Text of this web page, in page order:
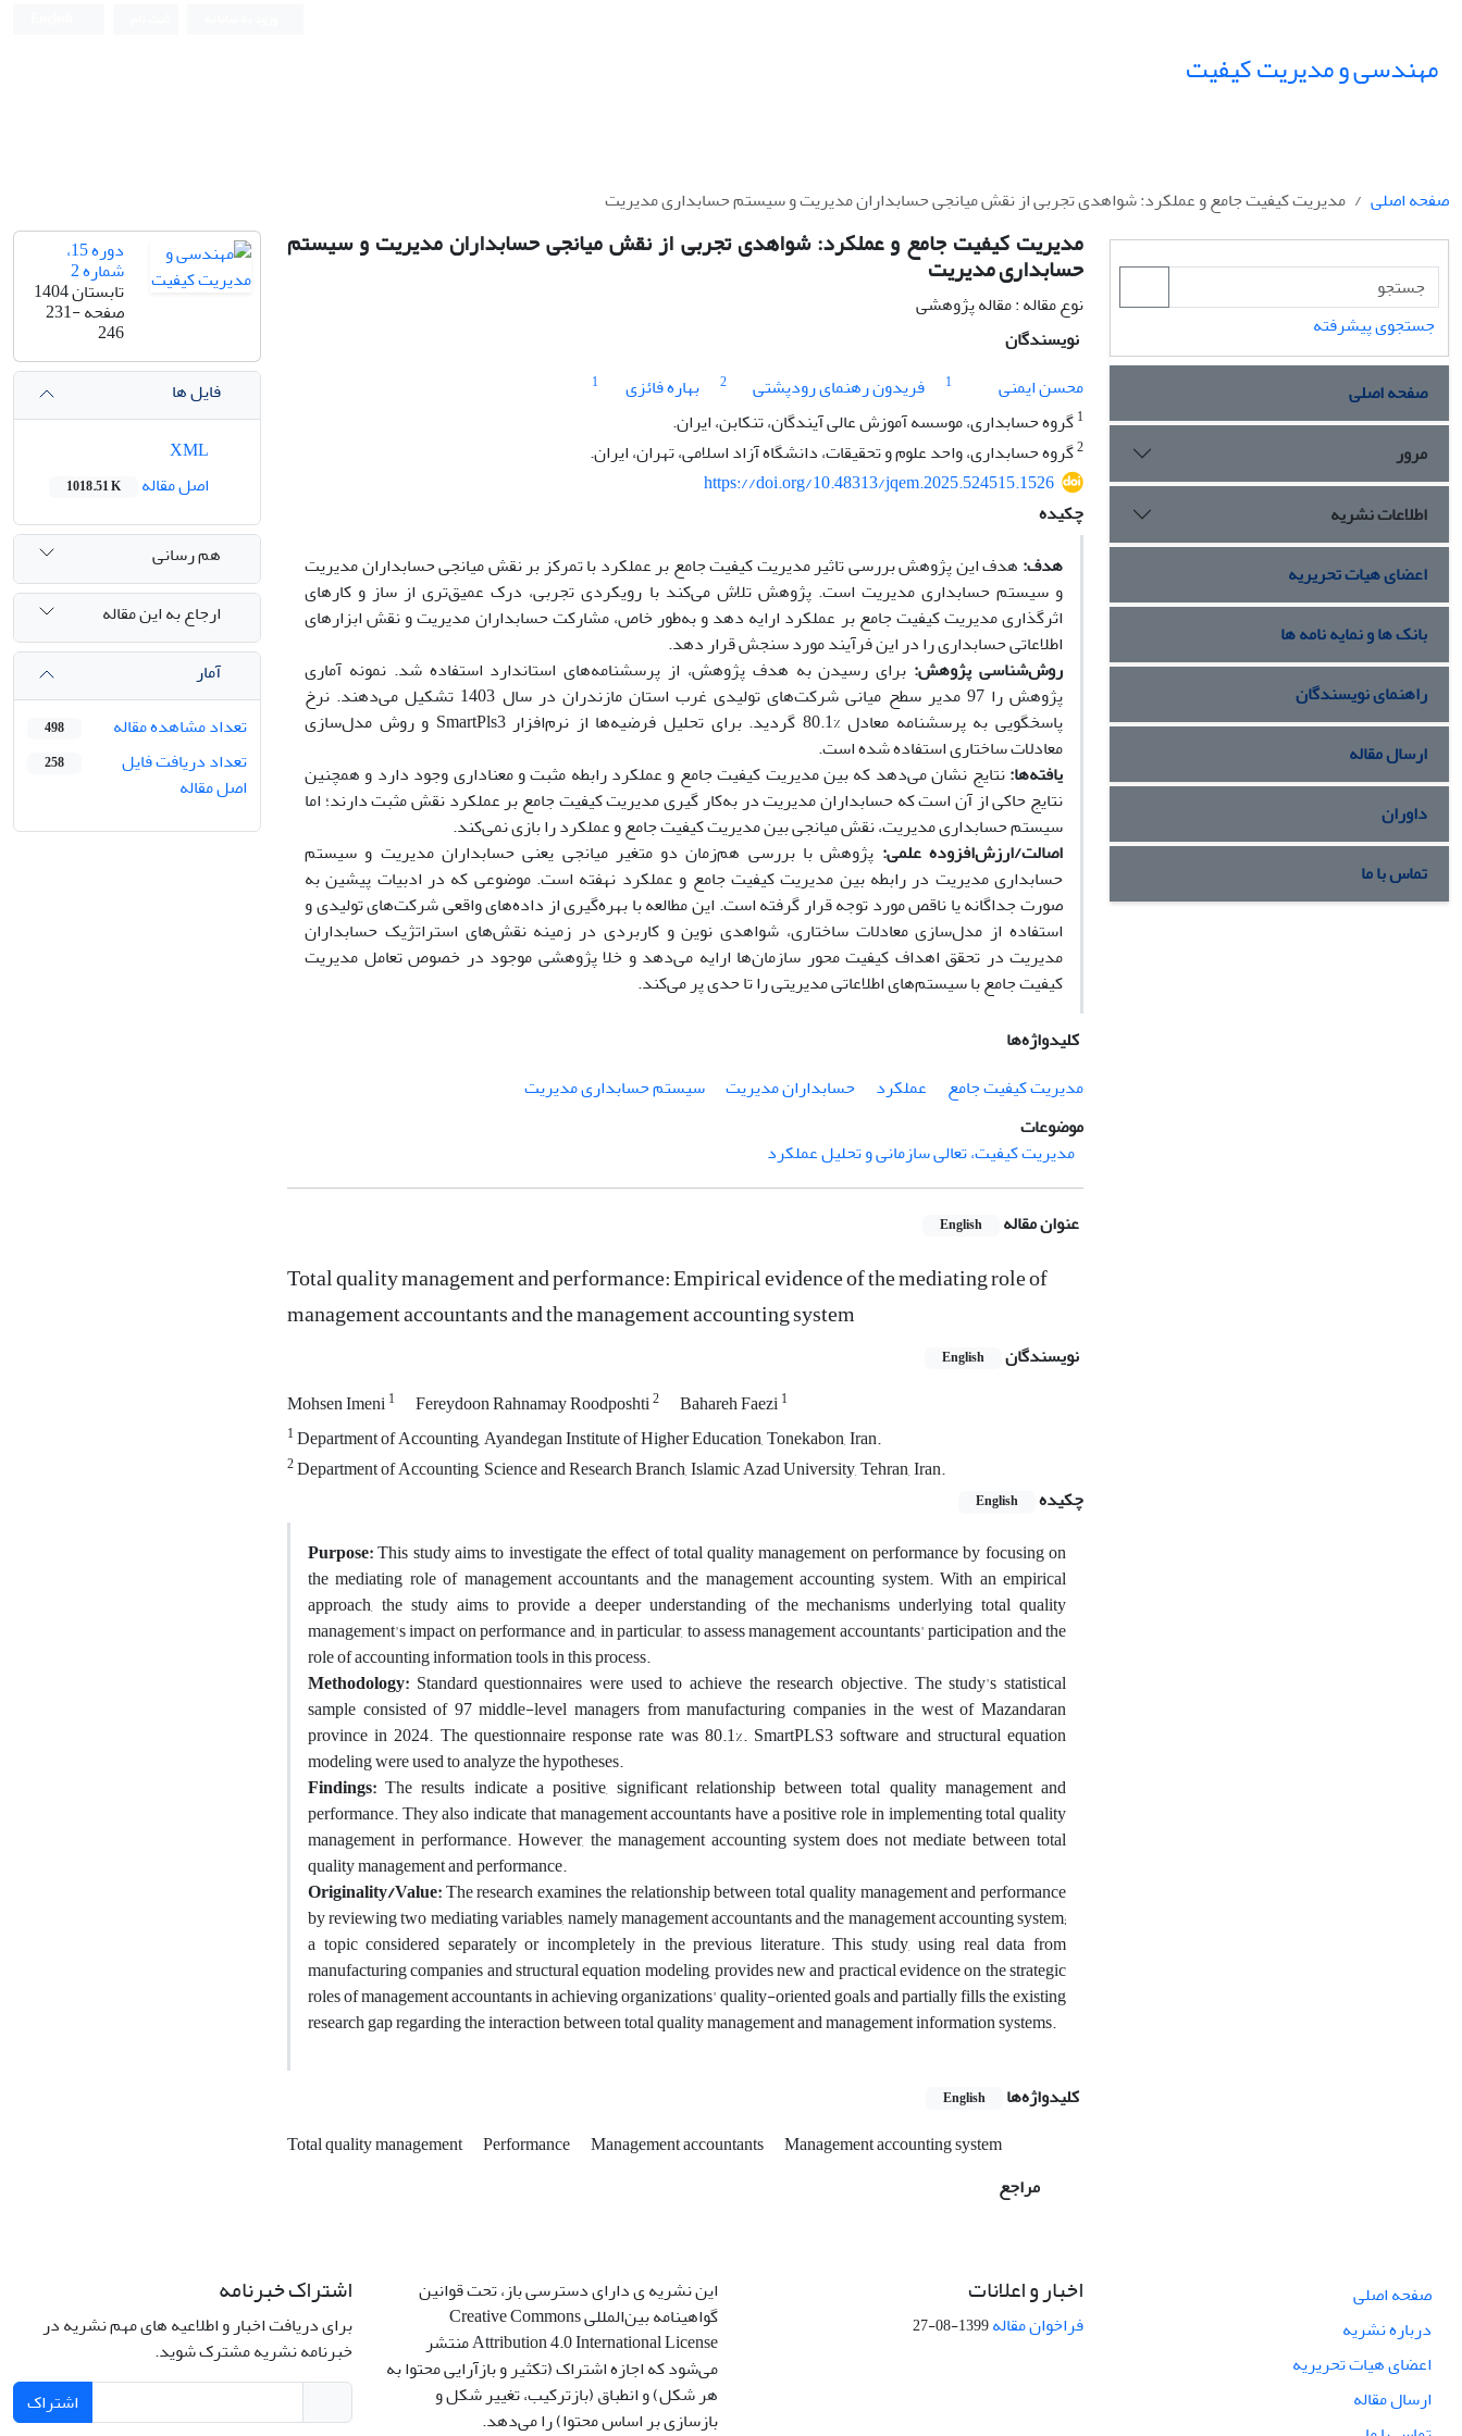
مهندسی و مدیریت کیفیت
صفحه اصلی مدیریت کیفیت جامع و عملکرد: شواهدی تجربی از نقش میانجی حسابداران مدیریت و سیستم حسابداری مدیریت
مدیریت کیفیت جامع و عملکرد: شواهدی تجربی از نقش میانجی حسابداران مدیریت و سیستم
حسابداری مدیریت
نوع مقاله : مقاله پژوهشی
نویسندگان
محسن ایمنی
1 فریدون رهنمای رودپشتی 2 بهاره فائزی
1
1گروه حسابداری، موسسه آموزش عالی آیندگان، تنکابن، ایران.
2گروه حسابداری، واحد علوم و تحقیقات، دانشگاه آزاد اسلامی، تهران، ایران.
https://doi.org/10.48313/jqem.2025.524515.1526
چکیده
هدف: هدف این پژوهش بررسی تاثیر مدیریت کیفیت جامع بر عملکرد با تمرکز بر نقش میانجی حسابداران مدیریت
و سیستم حسابداری مدیریت است. پژوهش تلاش می‌کند با رویکردی تجربی، درک عمیق‌تری از ساز و کارهای
اثرگذاری مدیریت کیفیت جامع بر عملکرد ارایه دهد و به‌طور خاص، مشارکت حسابداران مدیریت و نقش ابزارهای
اطلاعاتی حسابداری را در این فرآیند مورد سنجش قرار دهد.
روش‌شناسی پژوهش: برای رسیدن به هدف پژوهش، از پرسشنامه‌‌های استاندارد استفاده شد. نمونه آماری
پژوهش را 97 مدیر سطح میانی شرکت‌های تولیدی غرب استان مازندران در سال 1403 تشکیل می‌دهند. نرخ
پاسخگویی به پرسشنامه معادل %80.1 گردید. برای تحلیل فرضیه‌ها از نرم‌افزار SmartPls3 و روش مدل‌سازی
معادلات ساختاری استفاده شده است.
یافته‌ها:نتایج نشان می‌دهد که بین مدیریت کیفیت جامع و عملکرد رابطه مثبت و معناداری وجود دارد و همچنین
نتایج حاکی از آن است که حسابداران مدیریت در به‌کار گیری مدیریت کیفیت جامع بر عملکرد نقش مثبت دارند؛ اما
سیستم حسابداری مدیریت، نقش میانجی بین مدیریت کیفیت جامع و عملکرد را بازی نمی‌کند.
اصالت/ارزش‌افزوده علمی: پژوهش با بررسی هم‌زمان دو متغیر میانجی یعنی حسابداران مدیریت و سیستم
حسابداری مدیریت در رابطه بین مدیریت کیفیت جامع و عملکرد نهفته است. موضوعی که در ادبیات پیشین به‌
صورت جداگانه یا ناقص مورد توجه قرار گرفته است. این مطالعه با بهره‌گیری از داده‌های واقعی شرکت‌های تولیدی و
استفاده از مدل‌سازی معادلات ساختاری، شواهدی نوین و کاربردی در زمینه نقش‌های استراتژیک حسابداران
مدیریت در تحقق اهداف کیفیت‌ محور سازمان‌ها ارایه می‌دهد و خلا پژوهشی موجود در خصوص تعامل مدیریت
کیفیت جامع با سیستم‌های اطلاعاتی مدیریتی را تا حدی پر می‌کند.
کلیدواژه‌ها
مدیریت کیفیت جامع
عملکرد حسابداران مدیریت
سیستم حسابداری مدیریت
موضوعات
مدیریت کیفیت، تعالی سازمانی و تحلیل عملکرد
عنوان مقاله English
Total quality management and performance: Empirical evidence of the mediating role of
management accountants and the management accounting system
نویسندگان English
Mohsen Imeni1 Fereydoon Rahnamay Roodposhti2 Bahareh Faezi1
1Department of Accounting, Ayandegan Institute of Higher Education, Tonekabon, Iran.
2Department of Accounting, Science and Research Branch, Islamic Azad University, Tehran, Iran.
چکیده
English
Purpose:This study aims to investigate the effect of total quality management on performance by focusing on
the mediating role of management accountants and the management accounting system. With an empirical
approach, the study aims to provide a deeper understanding of the mechanisms underlying total quality
management's impact on performance and, in particular, to assess management accountants' participation and the
role of accounting information tools in this process.
Methodology: Standard questionnaires were used to achieve the research objective. The study's statistical
sample consisted of 97 middle-level managers from manufacturing companies in the west of Mazandaran
province in 2024. The questionnaire response rate was 80.1%. SmartPLS3 software and structural equation
modeling were used to analyze the hypotheses.
Findings: The results indicate a positive, significant relationship between total quality management and
performance. They also indicate that management accountants have a positive role in implementing total quality
management in performance. However, the management accounting system does not mediate between total
quality management and performance.
Originality/Value:The research examines the relationship between total quality management and performance
by reviewing two mediating variables, namely management accountants and the management accounting system;
a topic considered separately or incompletely in the previous literature. This study, using real data from
manufacturing companies and structural equation modeling, provides new and practical evidence on the strategic
roles of management accountants in achieving organizations' quality-oriented goals and partially fills the existing
research gap regarding the interaction between total quality management and management information systems.
کلیدواژه‌ها English
Total quality management Performance Management accountants
Management accounting system
مراجع
دوره 15،
شماره 2
تابستان 1404
صفحه231-
246
فایل ها
اصل مقاله
1018.51 K
هم رسانی
ارجاع به این مقاله
آمار
تعداد مشاهده مقاله
498
تعداد دریافت فایل
اصل مقاله
258
جستجوی پیشرفته
صفحه اصلی
مرور
اطلاعات نشریه
اعضای هیات تحریریه
بانک ها و نمایه نامه ها
راهنمای نویسندگان
ارسال مقاله
داوران
تماس با ما
صفحه اصلی
درباره نشریه
اعضای هیات تحریریه
ارسال مقاله
اخبار و اعلانات
فراخوان مقاله1399-08-27
این نشریه ی دارای دسترسی باز، تحت قوانین
گواهینامه بین‌المللی Creative Commons
Attribution 4.0 International License منتشر
می‌شود که اجازه اشتراک (تکثیر و بازآرایی محتوا به
هر شکل) و انطباق (بازترکیب، تغییر شکل و
بازسازی بر اساس محتوا) را می‌دهد.
اشتراک خبرنامه
برای دریافت اخبار و اطلاعیه های مهم نشریه در
خبرنامه نشریه مشترک شوید.
اشتراک